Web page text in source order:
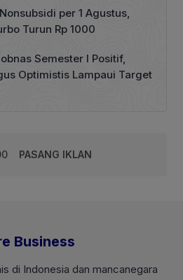
per 1 Agustus,
Turun Rp 1000
Semester I Positif,
Optimistis Lampaui Target
PASANG IKLAN
Business
di Indonesia dan mancanegara